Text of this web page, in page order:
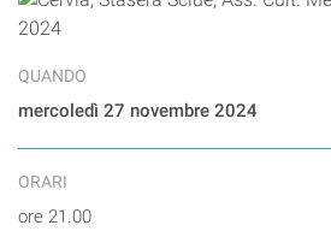
QUANDO
mercoledì 27 novembre 2024
ORARI
ore 21.00